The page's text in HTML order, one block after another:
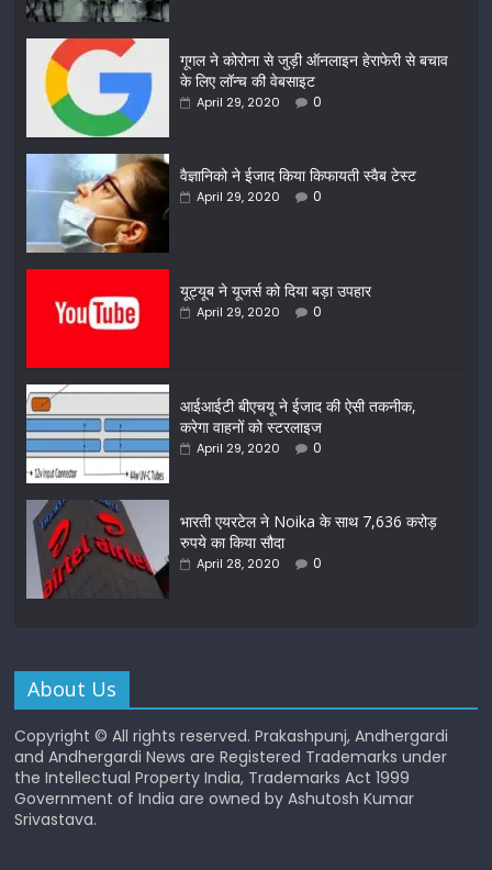
गूगल ने कोरोना से जुड़ी ऑनलाइन हेराफेरी से बचाव
के लिए लॉन्च की वेबसाइट
April 29, 2020 0
वैज्ञानिको ने ईजाद किया किफायती स्वैब टेस्ट
April 29, 2020 0
यूट्यूब ने यूजर्स को दिया बड़ा उपहार
April 29, 2020 0
आईआईटी बीएचयू ने ईजाद की ऐसी तकनीक,
करेगा वाहनों को स्टरलाइज
April 29, 2020 0
भारती एयरटेल ने Noika के साथ 7,636 करोड़
रुपये का किया सौदा
April 28, 2020 0
About Us
Copyright © All rights reserved. Prakashpunj, Andhergardi
and Andhergardi News are Registered Trademarks under
the Intellectual Property India, Trademarks Act 1999
Government of India are owned by Ashutosh Kumar
Srivastava.